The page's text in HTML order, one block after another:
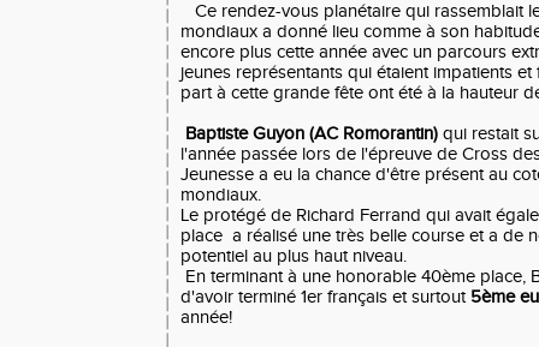
Ce rendez-vous planétaire qui rassemblait
mondiaux a donné lieu comme à son
encore plus cette année avec un parcours
jeunes représentants qui étaient impatients
part à cette grande fête ont été à la hauteur
Baptiste Guyon (AC Romorantin) qui restait
l'année passée lors de l'épreuve de Cross
Jeunesse a eu la chance d'être présent au
mondiaux.
Le protégé de Richard Ferrand qui avait
place a réalisé une très belle course et a de
potentiel au plus haut niveau.
En terminant à une honorable 40ème place,
d'avoir terminé 1er français et surtout 5ème
année!